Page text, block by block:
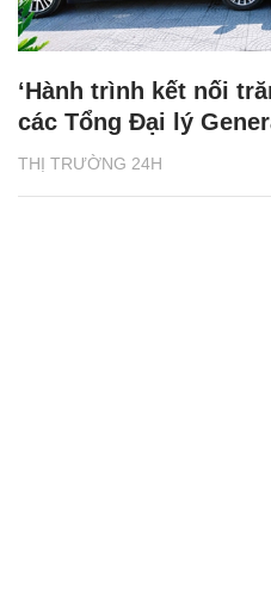
THỊ TRƯỜNG 24H
‘Hành trình kết nối
các Tổng Đại lý